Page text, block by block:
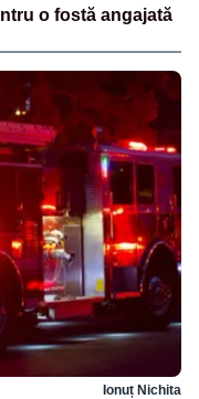
o fostă angajată
Ionuț Nichita